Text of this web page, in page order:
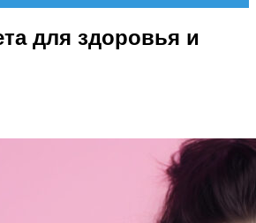
для здоровья и